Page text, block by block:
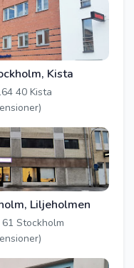
Kista
40 Kista
Liljeholmen
Stockholm